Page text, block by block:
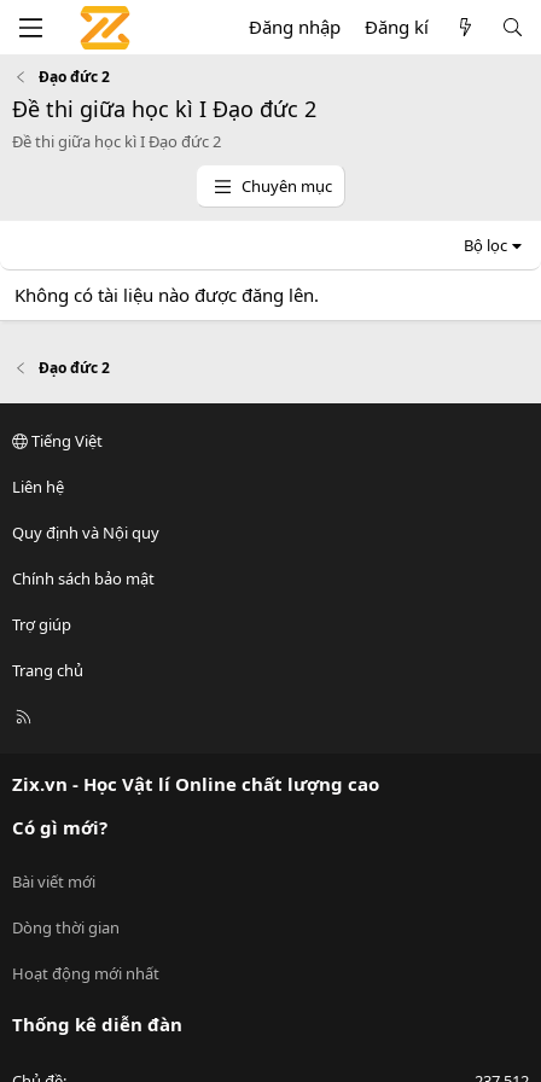
Đăng nhập Đăng kí
Đạo đức 2
Đề thi giữa học kì I Đạo đức 2
Đề thi giữa học kì I Đạo đức 2
Chuyên mục
Bộ lọc
Không có tài liệu nào được đăng lên.
Đạo đức 2
Tiếng Việt
Liên hệ
Quy định và Nội quy
Chính sách bảo mật
Trợ giúp
Trang chủ
R
Zix.vn - Học Vật lí Online chất lượng cao
Có gì mới?
Bài viết mới
Dòng thời gian
Hoạt động mới nhất
Thống kê diễn đàn